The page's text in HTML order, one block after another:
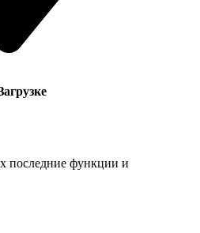
последние функции и